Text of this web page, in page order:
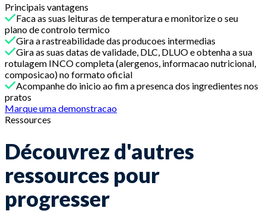
Principais vantagens
Faca as suas leituras de temperatura e monitorize o seu
plano de controlo termico
Gira a rastreabilidade das producoes intermedias
Gira as suas datas de validade, DLC, DLUO e obtenha a sua
rotulagem INCO completa (alergenos, informacao nutricional,
composicao) no formato oficial
Acompanhe do inicio ao fim a presenca dos ingredientes nos
pratos
Marque uma demonstracao
Ressources
Découvrez d'autres
ressources pour
progresser